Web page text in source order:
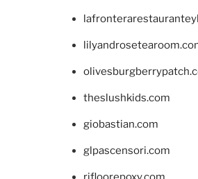
theslushkids.com
giobastian.com
glpascensori.com